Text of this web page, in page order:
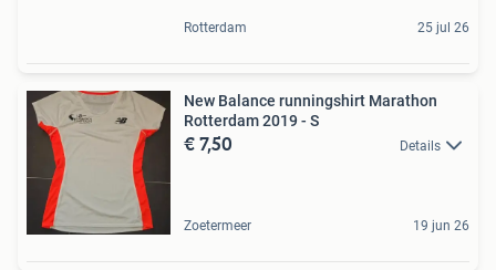
Rotterdam 25 jul 26
New Balance runningshirt Marathon
Rotterdam 2019 - S
€ 7,50 Details
Zoetermeer 19 jun 26